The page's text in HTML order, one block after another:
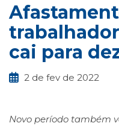
cai para
2 de fev de 2022
Novo período também